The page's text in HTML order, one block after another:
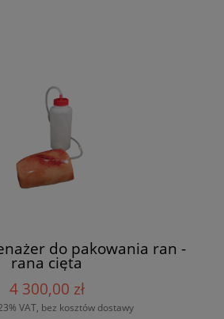
do pakowania ran -
rana cięta
4 300,00 zł
VAT, bez kosztów dostawy